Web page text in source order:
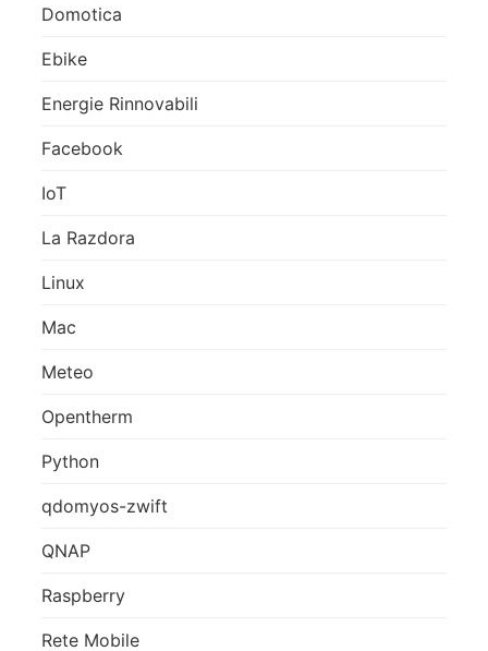
Domotica
Ebike
Energie Rinnovabili
Facebook
IoT
La Razdora
Linux
Mac
Meteo
Opentherm
Python
qdomyos-zwift
QNAP
Raspberry
Rete Mobile